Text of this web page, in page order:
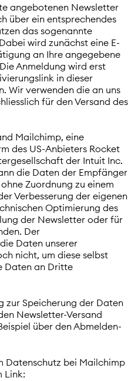
angebotenen Newsletter
über ein entsprechendes
das sogenannte
wird zunächst eine E-
an Ihre angegebene
Anmeldung wird erst
in dieser
Wir verwenden die an uns
für den Versand des
Mailchimp, eine
des US-Anbieters Rocket
der Intuit Inc.
die Daten der Empfänger
Zuordnung zu einem
Verbesserung der eigenen
Optimierung des
der Newsletter oder für
Der
Daten unserer
nicht, um diese selbst
Daten an Dritte
zur Speicherung der Daten
Newsletter-Versand
über den Abmelden-
Datenschutz bei Mailchimp
Link: